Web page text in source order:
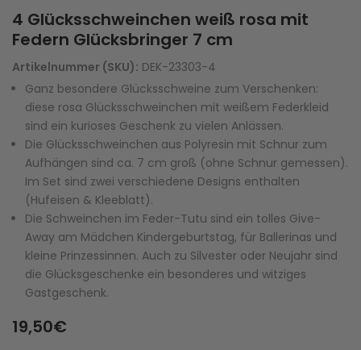
4 Glücksschweinchen weiß rosa mit
Federn Glücksbringer 7 cm
Artikelnummer (SKU): DEK-23303-4
Ganz besondere Glücksschweine zum Verschenken:
diese rosa Glücksschweinchen mit weißem Federkleid
sind ein kurioses Geschenk zu vielen Anlässen.
Die Glücksschweinchen aus Polyresin mit Schnur zum
Aufhängen sind ca. 7 cm groß (ohne Schnur gemessen).
Im Set sind zwei verschiedene Designs enthalten
(Hufeisen & Kleeblatt).
Die Schweinchen im Feder-Tutu sind ein tolles Give-
Away am Mädchen Kindergeburtstag, für Ballerinas und
kleine Prinzessinnen. Auch zu Silvester oder Neujahr sind
die Glücksgeschenke ein besonderes und witziges
Gastgeschenk.
19,50€